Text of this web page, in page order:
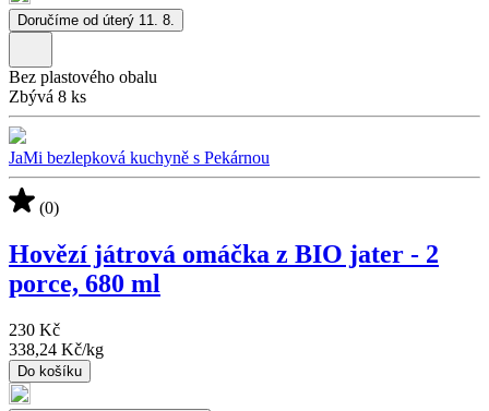
Doručíme od úterý 11. 8.
Bez plastového obalu
Zbývá 8 ks
JaMi bezlepková kuchyně s Pekárnou
(0)
Hovězí játrová omáčka z BIO jater - 2
porce, 680 ml
230 Kč
338,24 Kč/kg
Do košíku